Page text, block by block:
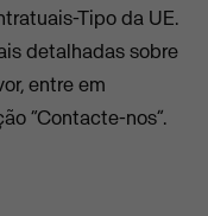
Tipo da UE.
detalhadas sobre
entre em
“Contacte-nos”.